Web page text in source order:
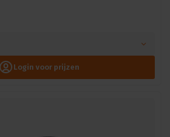
Login voor prijzen